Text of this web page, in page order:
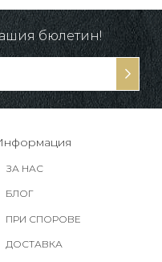
бюлетин!
ЗА НАС
БЛОГ
ПРИ СПОРОВЕ
ДОСТАВКА